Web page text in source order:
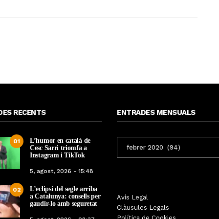
RECENTS
01
L’humor en català de
Cesc Sarri triomfa a
Instagram i TikTok
5, agost, 2026 - 15:48
02
L’eclipsi del segle arriba
a Catalunya: consells per
gaudir-lo amb seguretat
ENTRADES MENSUALS
MENSUALS
Avís Legal
Clàusules Legals
Les Gastrosàvies protagonitzen
una gran trobada al Món Sant
Benet que referma el valor de la
protagonista de la